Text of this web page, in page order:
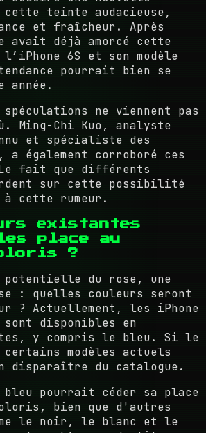
teinte audacieuse,
et fraîcheur. Après
avait déjà amorcé cette
6S et son modèle
pourrait bien se
année.
spéculations ne viennent pas
Ming-Chi Kuo, analyste
et spécialiste des
a également corroboré ces
fait que différents
sur cette possibilité
à cette rumeur.
existantes
place au
?
du rose, une
: quelles couleurs seront
? Actuellement, les iPhone
sont disponibles en
y compris le bleu. Si le
certains modèles actuels
disparaître du catalogue.
pourrait céder sa place
bien que d'autres
le noir, le blanc et le